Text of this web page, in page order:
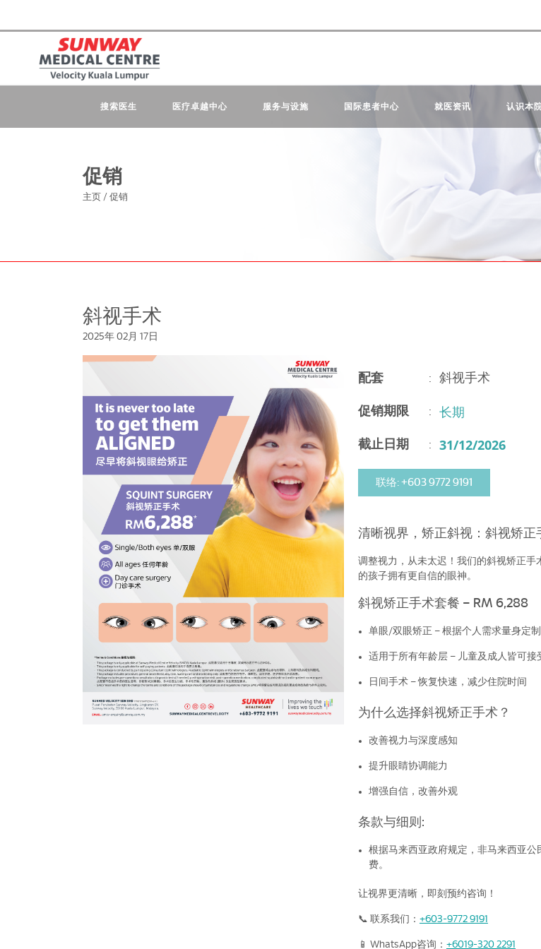
搜索医生 医疗卓越中心 服务与设施 国际患者中心 就医资讯 认识本
促销
主页 / 促销
斜视手术
2025年 02月 17日
配套 : 斜视手术
促销期限 : 长期
截止日期 : 31/12/2026
联络: +603 9772 9191
清晰视界，矫正斜视：斜视矫正
调整视力，从未太迟！我们的斜视矫正
的孩子拥有更自信的眼神。
斜视矫正手术套餐 – RM 6,288
单眼/双眼矫正 – 根据个人需求量身定制
适用于所有年龄层 – 儿童及成人皆可接
日间手术 – 恢复快速，减少住院时间
为什么选择斜视矫正手术？
改善视力与深度感知
提升眼睛协调能力
增强自信，改善外观
条款与细则:
根据马来西亚政府规定，非马来西亚公
费。
让视界更清晰，即刻预约咨询！
📞 联系我们： +603-9772 9191
📱 WhatsApp咨询： +6019-320 2291